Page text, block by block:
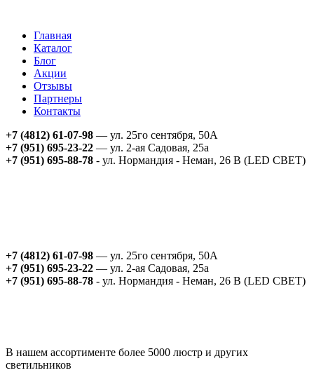
Главная
Каталог
Блог
Акции
Отзывы
Партнеры
Контакты
+7 (4812) 61-07-98 — ул. 25го сентября, 50А
+7 (951) 695-23-22 — ул. 2-ая Садовая, 25а
+7 (951) 695-88-78 - ул. Нормандия - Неман, 26 В (LED СВЕТ)
+7 (4812) 61-07-98 — ул. 25го сентября, 50А
+7 (951) 695-23-22 — ул. 2-ая Садовая, 25а
+7 (951) 695-88-78 - ул. Нормандия - Неман, 26 В (LED СВЕТ)
В нашем ассортименте более 5000 люстр и других
светильников